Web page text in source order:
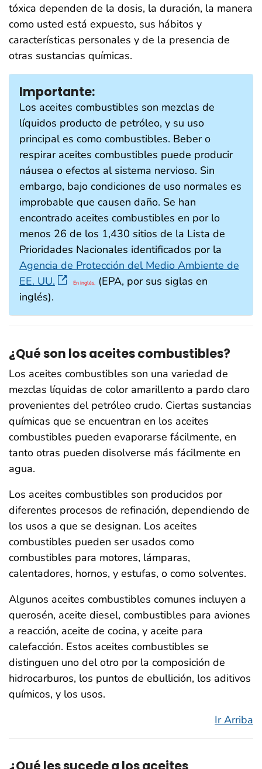
tóxica dependen de la dosis, la duración, la manera
como usted está expuesto, sus hábitos y
características personales y de la presencia de
otras sustancias químicas.
Importante:
Los aceites combustibles son mezclas de
líquidos producto de petróleo, y su uso
principal es como combustibles. Beber o
respirar aceites combustibles puede producir
náusea o efectos al sistema nervioso. Sin
embargo, bajo condiciones de uso normales es
improbable que causen daño. Se han
encontrado aceites combustibles en por lo
menos 26 de los 1,430 sitios de la Lista de
Prioridades Nacionales identificados por la
Agencia de Protección del Medio Ambiente de
EE. UU.
En inglés. (EPA, por sus siglas en
inglés).
¿Qué son los aceites combustibles?
Los aceites combustibles son una variedad de
mezclas líquidas de color amarillento a pardo claro
provenientes del petróleo crudo. Ciertas sustancias
químicas que se encuentran en los aceites
combustibles pueden evaporarse fácilmente, en
tanto otras pueden disolverse más fácilmente en
agua.
Los aceites combustibles son producidos por
diferentes procesos de refinación, dependiendo de
los usos a que se designan. Los aceites
combustibles pueden ser usados como
combustibles para motores, lámparas,
calentadores, hornos, y estufas, o como solventes.
Algunos aceites combustibles comunes incluyen a
querosén, aceite diesel, combustibles para aviones
a reacción, aceite de cocina, y aceite para
calefacción. Estos aceites combustibles se
distinguen uno del otro por la composición de
hidrocarburos, los puntos de ebullición, los aditivos
químicos, y los usos.
Ir Arriba